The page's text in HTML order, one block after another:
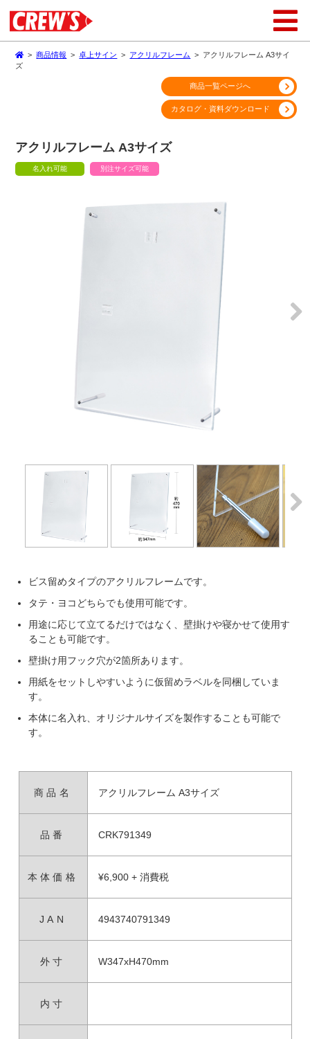
>商品情報 >卓上サイン > アクリルフレーム > アクリルフレーム A3サイ
ズ
アクリルフレーム A3サイズ
名入れ可能 別注サイズ可能
商品一覧ページへ
カタログ・資料ダウンロード
ビス留めタイプのアクリルフレームです。
タテ・ヨコどちらでも使用可能です。
用途に応じて立てるだけではなく、壁掛けや寝かせて使用す
ることも可能です。
壁掛け用フック穴が2箇所あります。
用紙をセットしやすいように仮留めラベルを同梱していま
す。
本体に名入れ、オリジナルサイズを製作することも可能で
す。
商品名 アクリルフレーム A3サイズ
品番 CRK791349
本体価格 ¥6,900 + 消費税
JAN 4943740791349
外寸 W347xH470mm
内寸